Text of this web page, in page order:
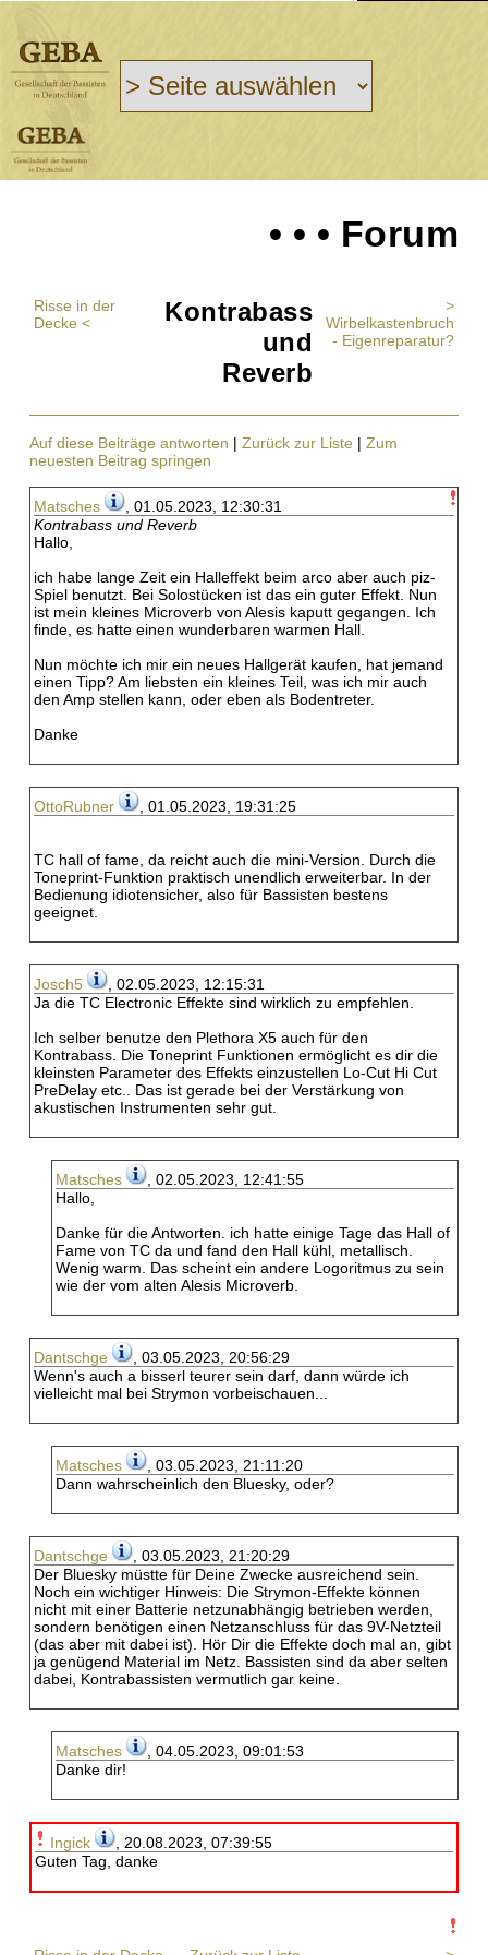
• • • Forum
Risse in der
Decke <
Kontrabass
und
Reverb
>
Wirbelkastenbruch
- Eigenreparatur?
Auf diese Beiträge antworten | Zurück zur Liste | Zum
neuesten Beitrag springen
Matsches
, 01.05.2023, 12:30:31
Kontrabass und Reverb
Hallo,
ich habe lange Zeit ein Halleffekt beim arco aber auch piz-
Spiel benutzt. Bei Solostücken ist das ein guter Effekt. Nun
ist mein kleines Microverb von Alesis kaputt gegangen. Ich
finde, es hatte einen wunderbaren warmen Hall.
Nun möchte ich mir ein neues Hallgerät kaufen, hat jemand
einen Tipp? Am liebsten ein kleines Teil, was ich mir auch
den Amp stellen kann, oder eben als Bodentreter.
Danke
OttoRubner , 01.05.2023, 19:31:25
TC hall of fame, da reicht auch die mini-Version. Durch die
Toneprint-Funktion praktisch unendlich erweiterbar. In der
Bedienung idiotensicher, also für Bassisten bestens
geeignet.
Josch5
, 02.05.2023, 12:15:31
Ja die TC Electronic Effekte sind wirklich zu empfehlen.
Ich selber benutze den Plethora X5 auch für den
Kontrabass. Die Toneprint Funktionen ermöglicht es dir die
kleinsten Parameter des Effekts einzustellen Lo-Cut Hi Cut
PreDelay etc.. Das ist gerade bei der Verstärkung von
akustischen Instrumenten sehr gut.
Matsches
, 02.05.2023, 12:41:55
Hallo,
Danke für die Antworten. ich hatte einige Tage das Hall of
Fame von TC da und fand den Hall kühl, metallisch.
Wenig warm. Das scheint ein andere Logoritmus zu sein
wie der vom alten Alesis Microverb.
Dantschge
, 03.05.2023, 20:56:29
Wenn's auch a bisserl teurer sein darf, dann würde ich
vielleicht mal bei Strymon vorbeischauen...
Matsches
, 03.05.2023, 21:11:20
Dann wahrscheinlich den Bluesky, oder?
Dantschge
, 03.05.2023, 21:20:29
Der Bluesky müstte für Deine Zwecke ausreichend sein.
Noch ein wichtiger Hinweis: Die Strymon-Effekte können
nicht mit einer Batterie netzunabhängig betrieben werden,
sondern benötigen einen Netzanschluss für das 9V-Netzteil
(das aber mit dabei ist). Hör Dir die Effekte doch mal an, gibt
ja genügend Material im Netz. Bassisten sind da aber selten
dabei, Kontrabassisten vermutlich gar keine.
Matsches
, 04.05.2023, 09:01:53
Danke dir!
Ingick
, 20.08.2023, 07:39:55
Guten Tag, danke